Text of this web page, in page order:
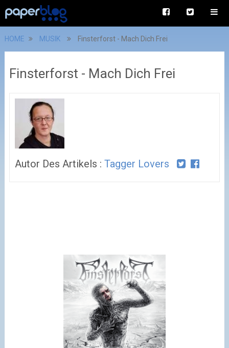
HOME MUSIK Finsterforst - Mach Dich Frei
Finsterforst - Mach Dich Frei
Autor Des Artikels : Tagger Lovers